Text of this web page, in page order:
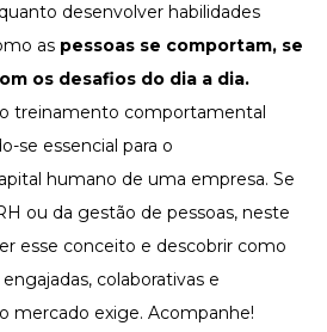
Gratuitos
desenvolver habilidades
as pessoas se comportam, se
os desafios do dia a dia.
treinamento comportamental
se essencial para o
humano de uma empresa. Se
ou da gestão de pessoas, neste
esse conceito e descobrir como
colaborativas e
mercado exige. Acompanhe!